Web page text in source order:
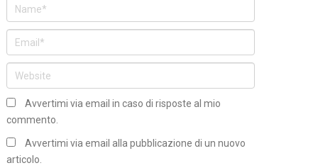
Avvertimi via email in caso di risposte al mio
commento.
Avvertimi via email alla pubblicazione di un nuovo
articolo.